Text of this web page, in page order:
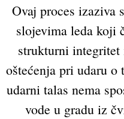
Ovaj proces izaziva
slojevima leda koji
strukturni
oštećenja pri udaru
udarni talas nema
vode u gradu iz